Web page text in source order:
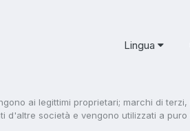
Lingua
ai legittimi proprietari; marchi di
d'altre società e vengono utilizzati a